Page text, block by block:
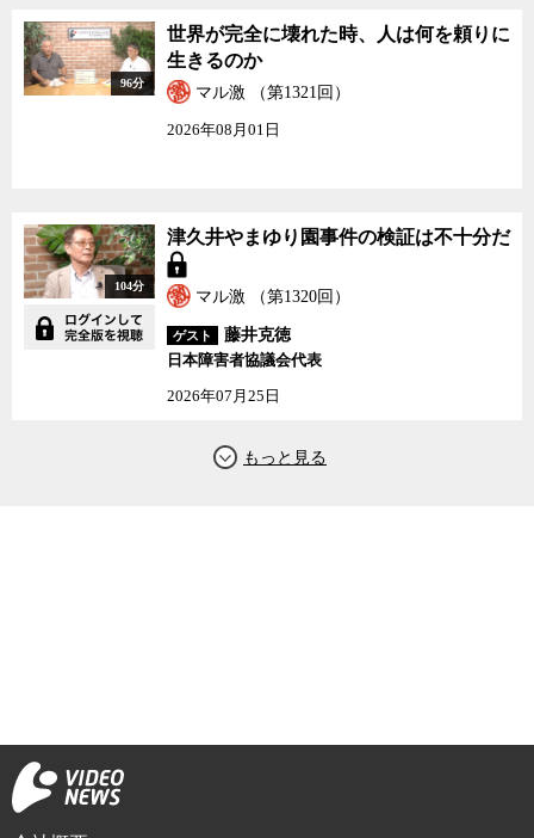
96分
世界が完全に壊れた時、人は何を頼りに
生きるのか
マル激 （第1321回）
2026年08月01日
104分
津久井やまゆり園事件の検証は不十分だ
マル激 （第1320回）
ゲスト
藤井克徳
日本障害者協議会代表
2026年07月25日